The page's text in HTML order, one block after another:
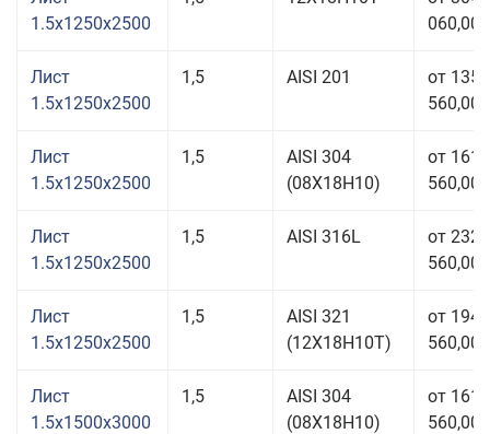
1.5x1250x2500
060,00
Лист
1.5x1250x2500
1,5 AISI 201
от 135
560,00
Лист
1.5x1250x2500
1,5
AISI 304
(08Х18Н10)
от 161
560,00
Лист
1.5x1250x2500
1,5 AISI 316L
от 232
560,00
Лист
1.5x1250x2500
1,5
AISI 321
(12Х18Н10Т)
от 194
560,00
Лист
1.5x1500x3000
1,5
AISI 304
(08Х18Н10)
от 161
560,00